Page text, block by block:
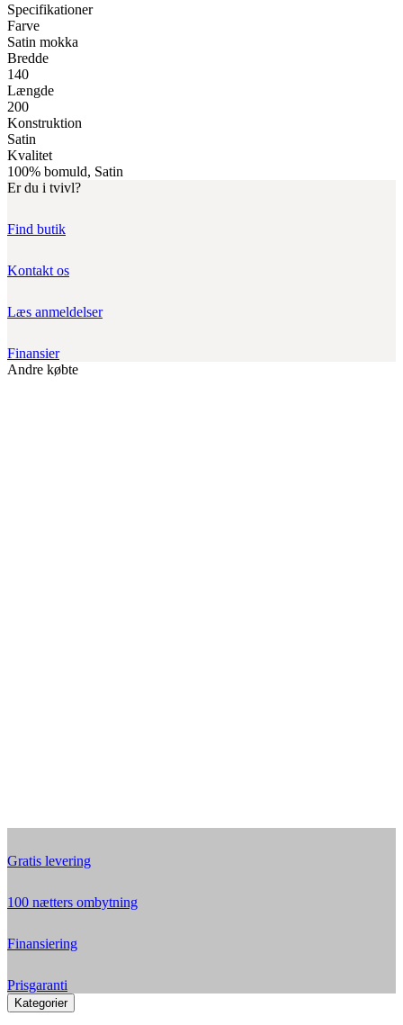
Specifikationer
Farve
Satin mokka
Bredde
140
Længde
200
Konstruktion
Satin
Kvalitet
100% bomuld, Satin
Er du i tvivl?
Find butik
Kontakt os
Læs anmeldelser
Finansier
Andre købte
Gratis levering
100 nætters ombytning
Finansiering
Prisgaranti
Kategorier